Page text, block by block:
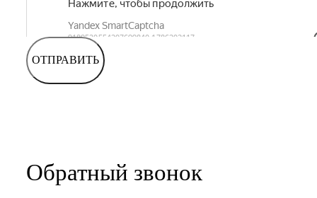
ОТПРАВИТЬ
Обратный звонок